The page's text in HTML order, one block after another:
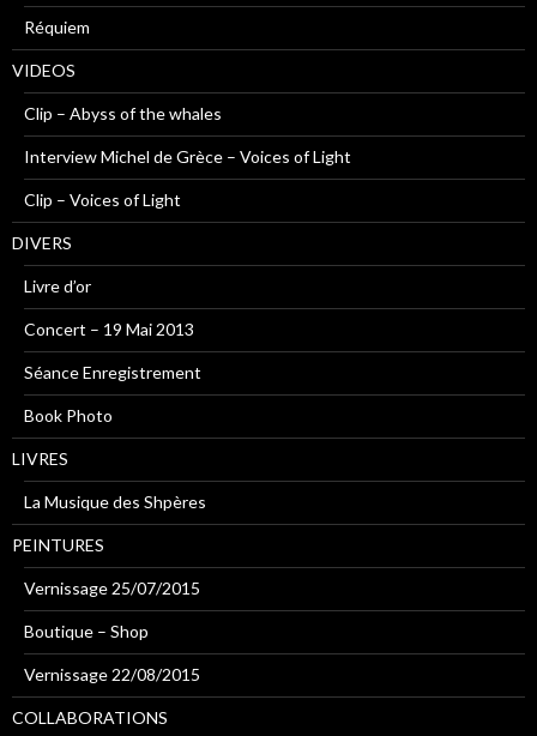
Réquiem
VIDEOS
Clip – Abyss of the whales
Interview Michel de Grèce – Voices of Light
Clip – Voices of Light
DIVERS
Livre d’or
Concert – 19 Mai 2013
Séance Enregistrement
Book Photo
LIVRES
La Musique des Shpères
PEINTURES
Vernissage 25/07/2015
Boutique – Shop
Vernissage 22/08/2015
COLLABORATIONS